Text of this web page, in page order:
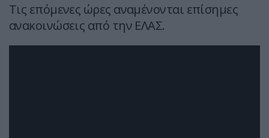
Τις επόμενες ώρες αναμένονται επίσημες
ανακοινώσεις από την ΕΛΑΣ.